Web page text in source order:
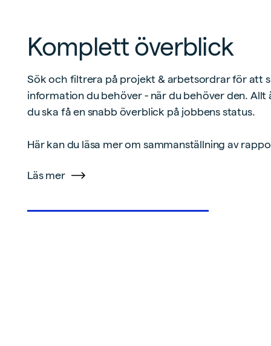
Komplett överblick
Sök och filtrera på projekt & arbetsordrar för att
information du behöver - när du behöver den.
du ska få en snabb överblick på jobbens status.
Här kan du läsa mer om sammanställning av
Läs mer